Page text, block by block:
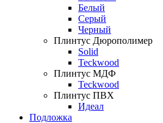
Белый
Серый
Черный
Плинтус Дюрополимер
Solid
Teckwood
Плинтус МДФ
Teckwood
Плинтус ПВХ
Идеал
Подложка